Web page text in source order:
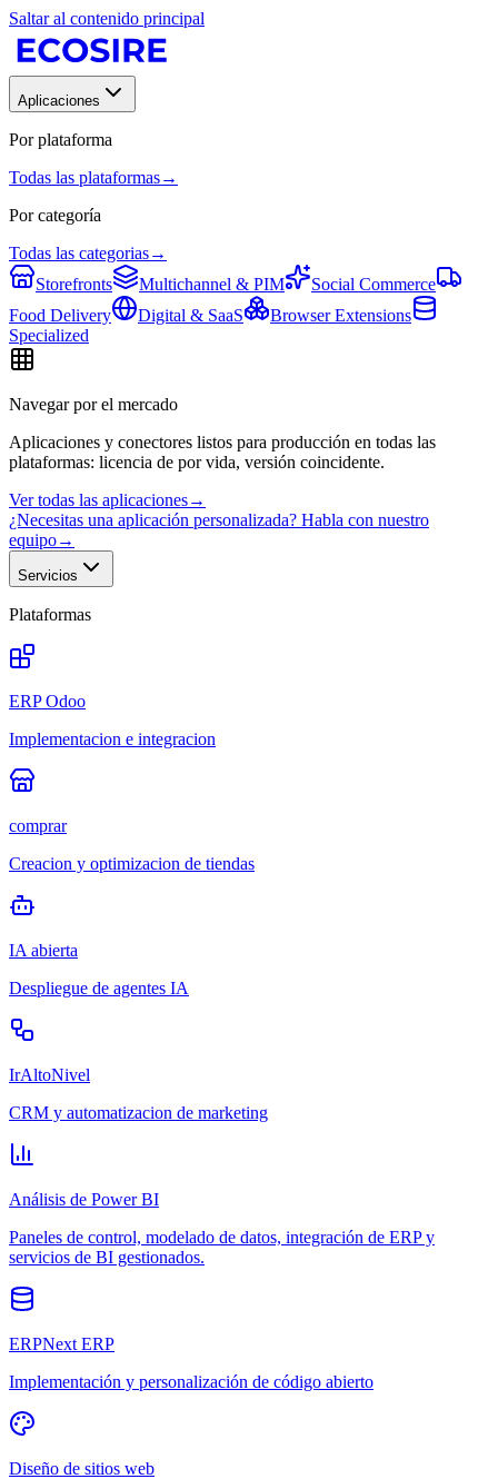
Saltar al contenido principal
Aplicaciones
Por plataforma
Todas las plataformas→
Por categoría
Todas las categorias→
Storefronts
Multichannel & PIM
Social Commerce
Food Delivery
Digital & SaaS
Browser Extensions
Specialized
Navegar por el mercado
Aplicaciones y conectores listos para producción en todas las
plataformas: licencia de por vida, versión coincidente.
Ver todas las aplicaciones→
¿Necesitas una aplicación personalizada? Habla con nuestro
equipo→
Servicios
Plataformas
ERP Odoo
Implementacion e integracion
comprar
Creacion y optimizacion de tiendas
IA abierta
Despliegue de agentes IA
IrAltoNivel
CRM y automatizacion de marketing
Análisis de Power BI
Paneles de control, modelado de datos, integración de ERP y
servicios de BI gestionados.
ERPNext ERP
Implementación y personalización de código abierto
Diseño de sitios web